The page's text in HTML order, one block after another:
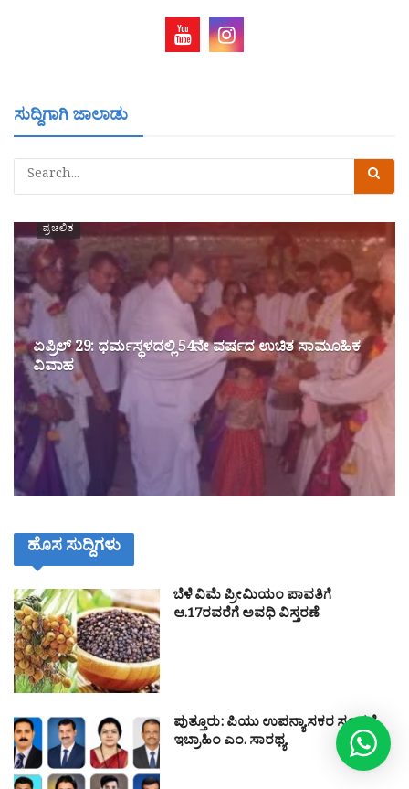
ಸುದ್ದಿಗಾಗಿ ಜಾಲಾಡು
ಪ್ರಚಲಿತ
ಏಪ್ರಿಲ್ 29: ಧರ್ಮಸ್ಥಳದಲ್ಲಿ 54ನೇ ವರ್ಷದ ಉಚಿತ ಸಾಮೂಹಿಕ
ವಿವಾಹ
ಹೊಸ ಸುದ್ದಿಗಳು
ಬೆಳೆ ವಿಮೆ ಪ್ರೀಮಿಯಂ ಪಾವತಿಗೆ
ಆ.17ರವರೆಗೆ ಅವಧಿ ವಿಸ್ತರಣೆ
ಪುತ್ತೂರು: ಪಿಯು ಉಪನ್ಯಾಸಕರ ಸಂಘಕ್ಕೆ
ಇಬ್ರಾಹಿಂ ಎಂ. ಸಾರಥ್ಯ